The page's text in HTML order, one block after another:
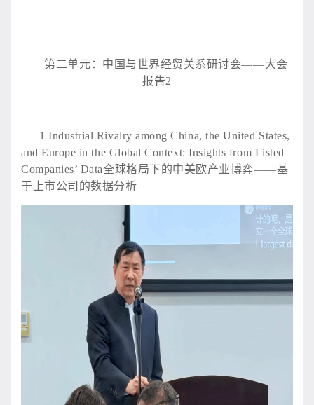
第二单元：中国与世界经贸关系研讨会——大会
报告2
1 Industrial Rivalry among China, the United States,
and Europe in the Global Context: Insights from Listed
Companies’ Data全球格局下的中美欧产业博弈——基
于上市公司的数据分析